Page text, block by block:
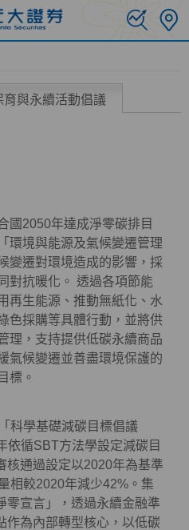
育與永續活動倡議
國2050年達成淨零碳排目
環境與能源及氣候變遷管理
變遷對環境造成的影響，採
對抗暖化。 透過各項節能
再生能源、推動無紙化、水
色採購等具體行動，並將供
理，支持提供低碳永續商品
氣候變遷並善盡環境保護的
標。
科學基礎減碳目標倡議
依循SBT方法學設定減碳目
核通過設定以2020年為基準
相較2020年減少42%。集
零宣言」，透過永續金融準
作為內部轉型核心，以低碳